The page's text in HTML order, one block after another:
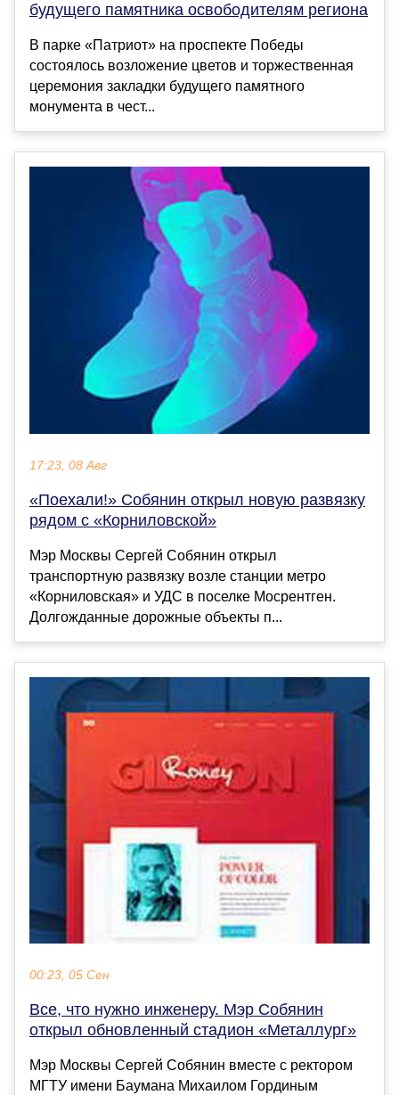
будущего памятника освободителям региона
В парке «Патриот» на проспекте Победы
состоялось возложение цветов и торжественная
церемония закладки будущего памятного
монумента в чест...
17:23, 08 Авг
«Поехали!» Собянин открыл новую развязку
рядом с «Корниловской»
Мэр Москвы Сергей Собянин открыл
транспортную развязку возле станции метро
«Корниловская» и УДС в поселке Мосрентген.
Долгожданные дорожные объекты п...
00:23, 05 Сен
Все, что нужно инженеру. Мэр Собянин
открыл обновленный стадион «Металлург»
Мэр Москвы Сергей Собянин вместе с ректором
МГТУ имени Баумана Михаилом Гординым